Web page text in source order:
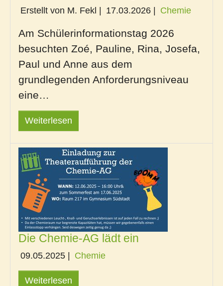
Erstellt von M. Fekl | 17.03.2026 Chemie
Am Schülerinformationstag 2026
besuchten Zoé, Pauline, Rina, Josefa,
Paul und Anne aus dem
grundlegenden Anforderungsniveau
eine…
Weiterlesen
Die Chemie-AG lädt ein
09.05.2025 Chemie
Weiterlesen